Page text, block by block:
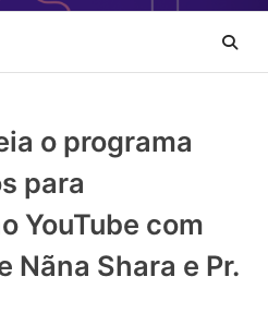
o programa
para
YouTube com
Nãna Shara e Pr.